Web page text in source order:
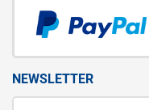
NEWSLETTER